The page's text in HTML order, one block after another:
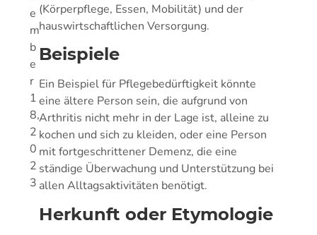
e
m
b
e
r
1
8,
2
0
2
3
(Körperpflege, Essen, Mobilität) und der
hauswirtschaftlichen Versorgung.
Beispiele
Ein Beispiel für Pflegebedürftigkeit könnte
eine ältere Person sein, die aufgrund von
Arthritis nicht mehr in der Lage ist, alleine zu
kochen und sich zu kleiden, oder eine Person
mit fortgeschrittener Demenz, die eine
ständige Überwachung und Unterstützung bei
allen Alltagsaktivitäten benötigt.
Herkunft oder Etymologie